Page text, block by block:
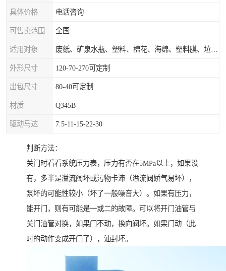
具体价格 电话咨询
可售卖范围 全国
适用对象
外形尺寸 120-70-270可定制
出包尺寸 80-40可定制
材质 Q345B
驱动马达 7.5-11-15-22-30
判断方法：
关门时看看系统压力表，压力有否在5MPa以上，如果没
有，多半是溢流阀坏或污物卡滞（溢流阀娇气易坏），
泵坏的可能性较小（坏了一般噪音大）。如果有压力，
能开门，则有可能是一或二的故障。可以将开门油管与
关门油管对换，如果门不动，换向阀坏。如果门动（此
时的动作变成开门了），油封坏。